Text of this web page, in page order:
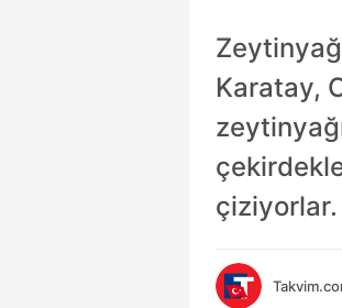
Karatay,
çiziyorlar.